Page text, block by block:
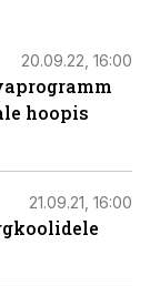
20.09.22, 16:00
hoopis
21.09.21, 16:00